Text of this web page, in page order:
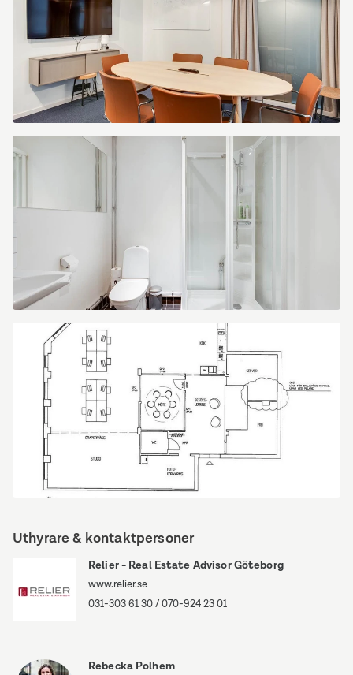
3
Sofierogatan
Uthyrare & kontaktpersoner
Relier - Real Estate Advisor Göteborg
www.relier.se
031-303 61 30/070-924 23 01
Rebecka Polhem